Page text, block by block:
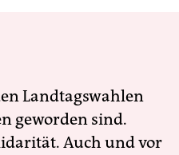
Landtagswahlen
geworden sind.
Auch und vor